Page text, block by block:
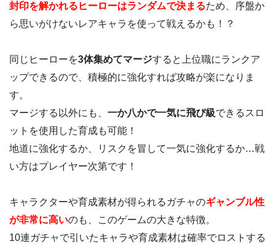
封印を解かれるヒーローはランダムで決まるため、序盤か
ら思いがけないレアキャラを使って戦えるかも！？
同じヒーローを3体集めてマージすると上位職にランクア
ップできるので、積極的に強化すれば攻略が楽になりま
す。
マージする以外にも、 一か八かで一気に飛び級できるスロ
ットを使用した育成も可能！
地道に強化するか、リスクを冒して一気に強化するか…戦
い方はプレイヤー次第です！
キャラクターや育成素材が得られるガチャのギャンブル性
が非常に高いのも、このゲームの大きな特徴。
10連ガチャで引いたキャラや育成素材は確率でロストする